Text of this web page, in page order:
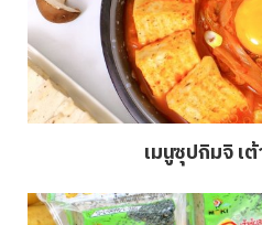
เมนูซุปกิมจิ เ